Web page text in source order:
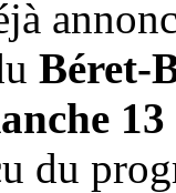
Béret-
du